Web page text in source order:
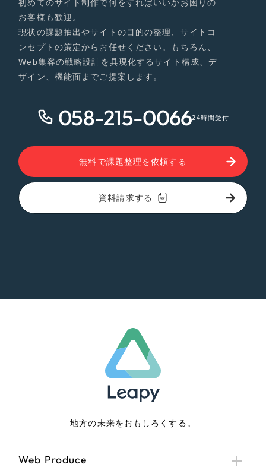
初めてのサイト制作で何をすればいいかお困りの
お客様も歓迎。
現状の課題抽出やサイトの目的の整理、サイトコ
ンセプトの策定からお任せください。もちろん、
Web集客の戦略設計を具現化するサイト構成、デ
ザイン、機能面までご提案します。
058-215-006624時間受付
無料で課題整理を依頼する
資料請求する
地方の未来をおもしろくする。
Web Produce